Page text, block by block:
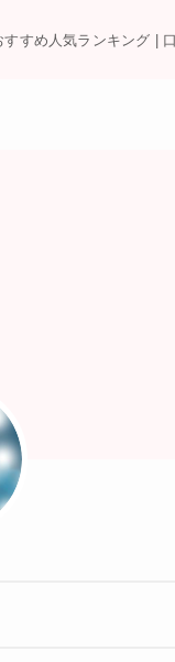
すすめ人気ランキング |